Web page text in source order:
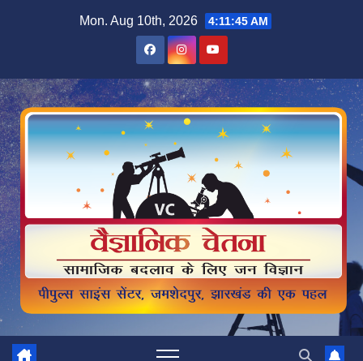
Mon. Aug 10th, 2026 4:11:46 AM